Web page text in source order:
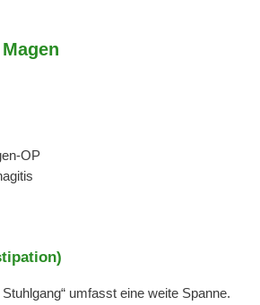
OP
umfasst eine weite Spanne.